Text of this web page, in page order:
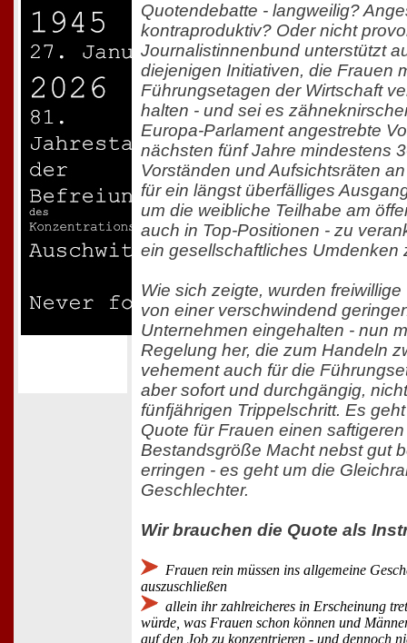
Quotendebatte - langweilig?
kontraproduktiv? Oder nicht
Journalistinnenbund unterstützt
diejenigen Initiativen, die Frauen
Führungsetagen der Wirtschaft
halten - und sei es
Europa-Parlament angestrebte
nächsten fünf Jahre mindestens
Vorständen und Aufsichtsräten
für ein längst überfälliges
um die weibliche Teilhabe am
auch in Top-Positionen - zu
ein gesellschaftliches Umdenken
Wie sich zeigte, wurden
von einer verschwindend
Unternehmen eingehalten - nun
Regelung her, die zum Handeln
vehement auch für die
aber sofort und durchgängig,
fünfjährigen Trippelschritt. Es
Quote für Frauen einen
Bestandsgröße Macht nebst gut
erringen - es geht um die
Geschlechter.
Wir brauchen die Quote als
Frauen rein müssen ins allgemeine
auszuschließen
allein ihr zahlreicheres in Erscheinung
würde, was Frauen schon können und
auf den Job zu konzentrieren - und dennoch